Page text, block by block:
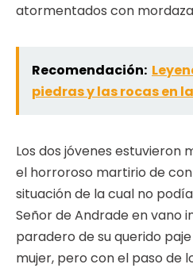
atormentados con
Recomendación:
piedras y las rocas en
Los dos jóvenes estuvieron
el horroroso martirio de
situación de la cual no
Señor de Andrade en vano
paradero de su querido
mujer, pero con el paso de